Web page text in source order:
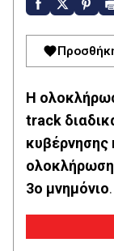
Η
track
κυβέρνησης
3ο μνημόνιο.